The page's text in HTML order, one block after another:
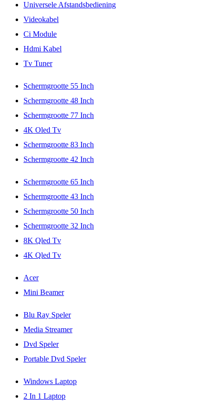
Universele Afstandsbediening
Videokabel
Ci Module
Hdmi Kabel
Tv Tuner
Schermgrootte 55 Inch
Schermgrootte 48 Inch
Schermgrootte 77 Inch
4K Oled Tv
Schermgrootte 83 Inch
Schermgrootte 42 Inch
Schermgrootte 65 Inch
Schermgrootte 43 Inch
Schermgrootte 50 Inch
Schermgrootte 32 Inch
8K Qled Tv
4K Qled Tv
Acer
Mini Beamer
Blu Ray Speler
Media Streamer
Dvd Speler
Portable Dvd Speler
Windows Laptop
2 In 1 Laptop